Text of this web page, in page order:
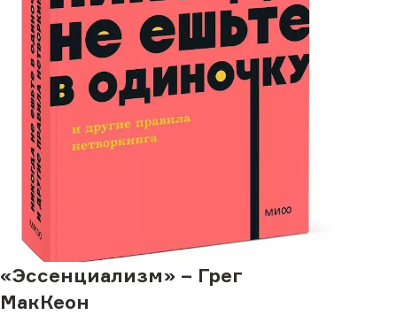
«Эссенциализм» – Грег
МакКеон